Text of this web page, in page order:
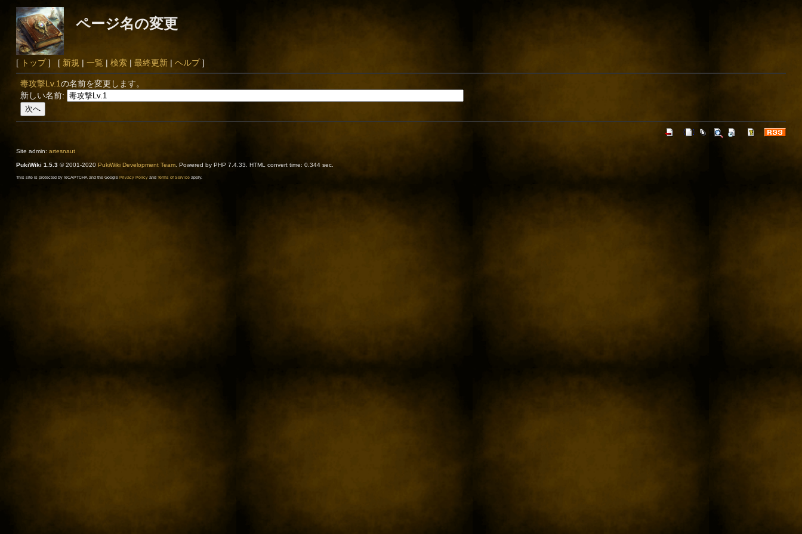
ページ名の変更
[ トップ] [ 新規 | 一覧 | 検索| 最終更新| ヘルプ]
毒攻撃Lv.1の名前を変更します。
新しい名前:
Site admin: artesnaut
PukiWiki 1.5.3© 2001-2020 PukiWiki Development Team. Powered by PHP 7.4.33. HTML convert time: 0.344 sec.
This site is protected by reCAPTCHA and the Google Privacy Policyand Terms of Serviceapply.